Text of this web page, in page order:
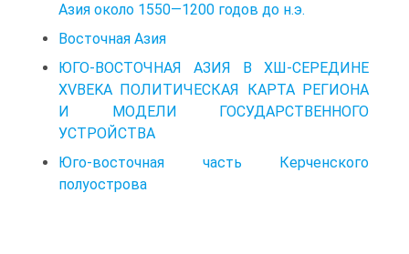
Азия около 1550—1200 годов до н.э.
Восточная Азия
ЮГО-ВОСТОЧНАЯ АЗИЯ B ХШ-СЕРЕДИНЕ
XVBEKA ПОЛИТИЧЕСКАЯ КАРТА РЕГИОНА
И МОДЕЛИ ГОСУДАРСТВЕННОГО
УСТРОЙСТВА
Юго-восточная часть Керченского
полуострова